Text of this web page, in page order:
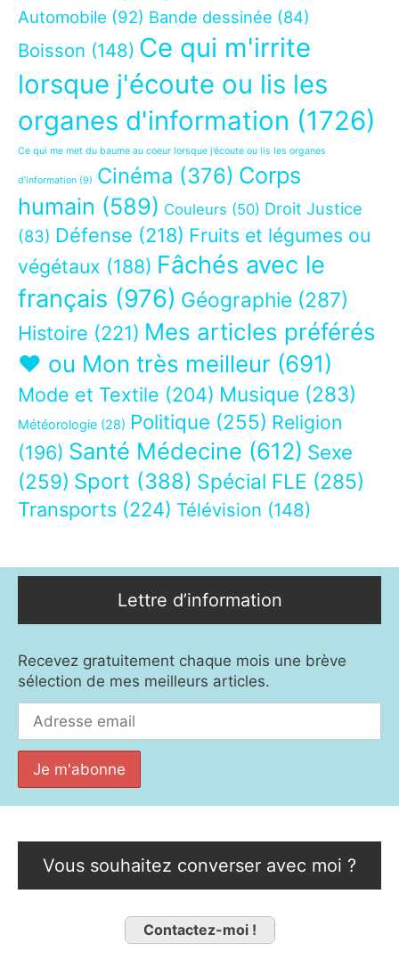
Automobile (92) Bande dessinée (84)
Boisson (148) Ce qui m'irrite
lorsque j'écoute ou lis les
organes d'information (1726)
Ce qui me met du baume au coeur lorsque j’écoute ou lis les organes
d’information (9) Cinéma (376) Corps
humain (589) Couleurs (50) Droit Justice
(83) Défense (218) Fruits et légumes ou
végétaux (188) Fâchés avec le
français (976) Géographie (287)
Histoire (221) Mes articles préférés
❤ ou Mon très meilleur (691)
Mode et Textile (204) Musique (283)
Météorologie (28) Politique (255) Religion
(196) Santé Médecine (612) Sexe
(259) Sport (388) Spécial FLE (285)
Transports (224) Télévision (148)
Lettre d’information
Recevez gratuitement chaque mois une brève
sélection de mes meilleurs articles.
Vous souhaitez converser avec moi ?
Contactez-moi !